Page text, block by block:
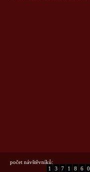
počet návštěvníků:
1
3 7 1 8 6 0